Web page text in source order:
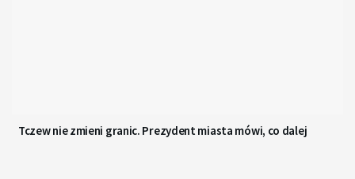
Tczew nie zmieni granic. Prezydent miasta mówi, co dalej